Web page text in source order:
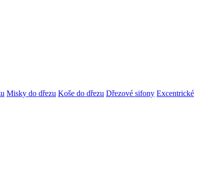
Misky do dřezu Koše do dřezu Dřezové sifony Excentrické